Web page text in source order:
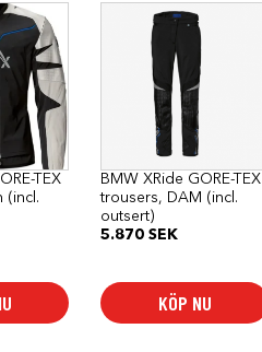
TEX
(incl.
BMW XRide GORE-TEX
trousers, DAM (incl.
outsert)
5.870SEK
KÖP NU
produkten
varianter.
alternativen
kan
väljas
på
produktsidan